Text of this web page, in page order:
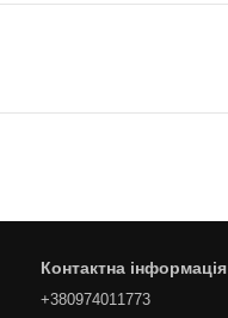
Контактна інформація
+380974011773